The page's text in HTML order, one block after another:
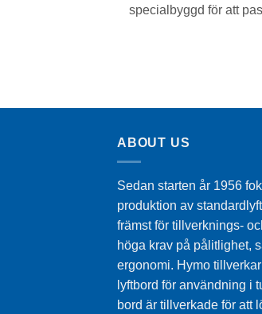
specialbyggd för att
ABOUT US
Sedan starten år 1956
produktion av
främst för tillverknings-
höga krav på pålitlighet,
ergonomi. Hymo
lyftbord för användning i
bord är tillverkade för att